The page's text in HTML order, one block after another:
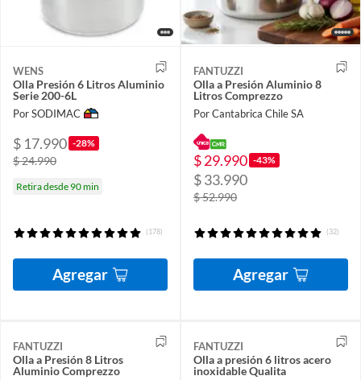
WENS
Olla Presión 6 Litros Aluminio
Serie 200-6L
Por SODIMAC
$ 17.990 -28%
$ 24.990
Retira desde 90 min
(178)
Agregar
FANTUZZI
Olla a Presión Aluminio 8
Litros Comprezzo
Por Cantabrica Chile SA
$ 29.990 -43%
$ 33.990
$ 52.990
(32)
Agregar
FANTUZZI
Olla a Presión 8 Litros
Aluminio Comprezzo
FANTUZZI
Olla a presión 6 litros acero
inoxidable Qualita